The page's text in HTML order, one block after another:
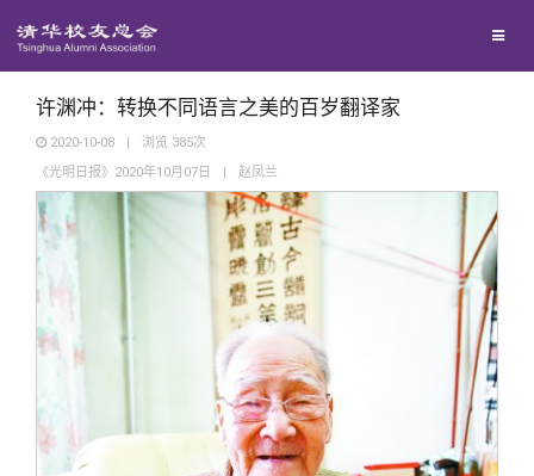
西南联大校友会
回馈母校
捐赠项目
捐赠新闻
捐赠纪事
捐赠方法
媒体平台
《清华校友通讯》
《水木清华》
我要订阅
百年清华
清华人物
清华故事
校友服务
终身学习
校友总会
许渊冲：转换不同语言之美的百岁翻译家
2020-10-08 | 浏览 385次
《光明日报》2020年10月07日
| 赵凤兰